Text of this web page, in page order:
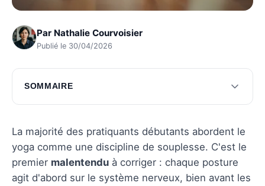
Par Nathalie Courvoisier
Publié le 30/04/2026
SOMMAIRE
Exploration des catégories de postures de
Approche des postures selon les besoins
spécifiques
Questions fréquentes
La majorité des pratiquants débutants abordent le
yoga comme une discipline de souplesse. C'est le
premier malentendu à corriger : chaque posture
agit d'abord sur le système nerveux, bien avant les